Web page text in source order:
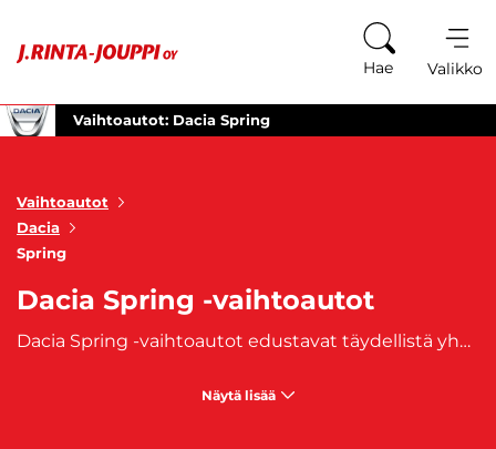
Hae Valikko
Vaihtoautot: Dacia Spring
Vaihtoautot
Dacia
Spring
Dacia Spring -vaihtoautot
Dacia Spring -vaihtoautot edustavat täydellistä yhdistelmää edullista täyssähköautoilua, käytännöllisyyttä ja ympäristöystävällisyyttä. Tämä kompakti sähköauto on suunniteltu erityisesti kaupunkiajoon ja tarjoaa kustannustehokkaan vaihtoehdon niille, jotka haluavat siirtyä sähköautoiluun tinkimättä budjetista. Dacia Spring on helppokäyttöinen, tilava ja ympäristöystävällinen, mikä tekee siitä erinomaisen valinnan niin ensimmäiseksi sähköautoksi kuin arkiautoiluun. Dacia Spring -vaihtoautot on varustettu tehokkaalla sähkömoottorilla, joka tarjoaa riittävän toimintamatkan päivittäiseen kaupunkiajoon. Sähköautoilun etuja ovat alhaiset käyttökustannukset, hiljainen ajokokemus ja nollapäästöt, jotka tekevät Springistä ympäristöystävällisen valinnan. Spring on myös erittäin taloudellinen käyttää, ja sen latausratkaisut ovat monipuoliset, mikä tekee auton lataamisesta vaivatonta niin kotona kuin julkisilla latauspisteillä.
Näytä lisää